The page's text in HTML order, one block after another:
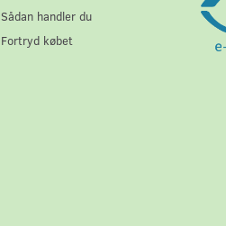
Sådan handler du
Fortryd købet